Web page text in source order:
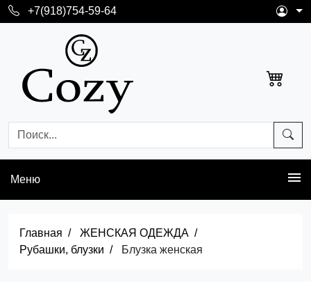
+7(918)754-59-64
Меню
Главная
ЖЕНСКАЯ ОДЕЖДА
Рубашки, блузки
Блузка женская